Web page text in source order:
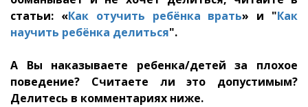
статьи: «Как отучить ребёнка врать» и "Как
научить ребёнка делиться".
А Вы наказываете ребенка/детей за плохое
поведение? Считаете ли это допустимым?
Делитесь в комментариях ниже.